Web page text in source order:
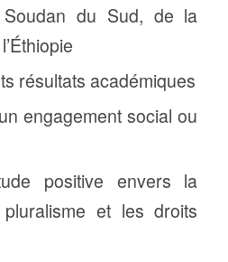
Soudan du Sud, de la
résultats académiques
engagement social ou
positive envers la
et les droits